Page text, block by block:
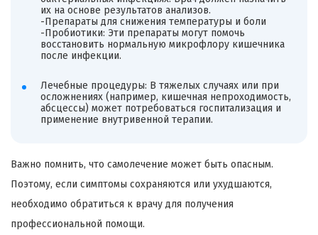
их на основе результатов анализов.
-Препараты для снижения температуры и боли
-Пробиотики: Эти препараты могут помочь
восстановить нормальную микрофлору кишечника
после инфекции.
Лечебные процедуры: В тяжелых случаях или при
осложнениях (например, кишечная непроходимость,
абсцессы) может потребоваться госпитализация и
применение внутривенной терапии.
Важно помнить, что самолечение может быть опасным.
Поэтому, если симптомы сохраняются или ухудшаются,
необходимо обратиться к врачу для получения
профессиональной помощи.